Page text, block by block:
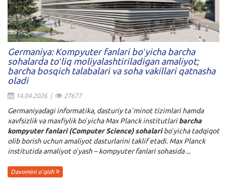
Germaniya: Kompyuter fanlari boʻyicha barcha
sohalarda toʻliq moliyalashtiriladigan amaliyot;
barcha bosqich talabalari va soha vakillari qatnasha
oladi
14.04.2026 | 27677
Germaniyadagi informatika, dasturiy taʼminot tizimlari hamda
xavfsizlik va maxfiylik boʻyicha Max Planck institutlaribarcha
kompyuter fanlari (Computer Science) sohalari boʻyicha tadqiqot
olib borish uchun amaliyot dasturlarini taklif etadi. Max Planck
institutida amaliyot oʻyash – kompyuter fanlari sohasida ...
Davomini o'qish